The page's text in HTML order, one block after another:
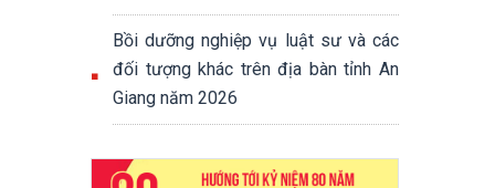
quốc Việt Nam tỉnh
Bồi dưỡng nghiệp vụ luật sư và các
đối tượng khác trên địa bàn tỉnh An
Giang năm 2026